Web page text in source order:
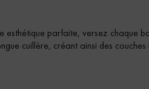
esthétique parfaite, versez chaque
cuillère, créant ainsi des couches